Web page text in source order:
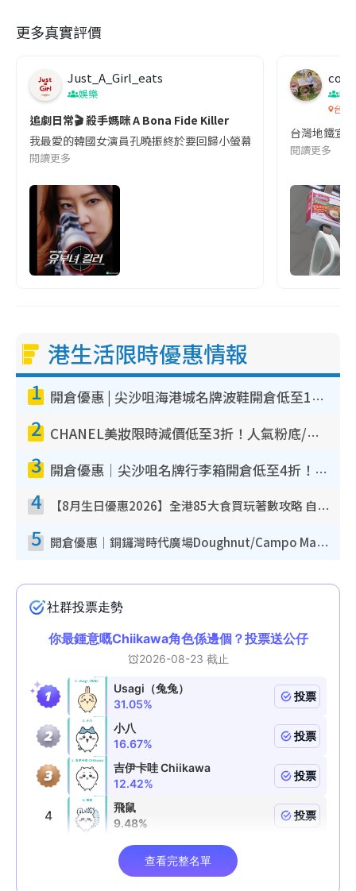
更多真實評價
Just_A_Girl_eats
娛樂
追劇日常🎬 殺手媽咪 A Bona Fide Killer
我最愛的韓國女演員孔曉振終於要回歸小螢幕啦!這次的劇本改編
閱讀更多
co
吹
台灣
台灣地鐵宣
閱讀更多
港生活限時優惠情報
1 開倉優惠 | 尖沙咀海港城名牌波鞋開倉低至1折！On鞋$899起／Joy&Peace鞋履$98起
2 CHANEL美妝限時減價低至3折！人氣粉底/唇膏/精華液低至$275！COCO香水都有平
3 開倉優惠｜尖沙咀名牌行李箱開倉低至4折！一連5日 American Tourister/ace./Hallmark $200起！
4 【8月生日優惠2026】全港85大食買玩著數攻略 自助餐/火鍋放題同行免費＋誠品/DONKI送現金券
5 開倉優惠｜銅鑼灣時代廣場Doughnut/Campo Marzio開倉低至1折！背囊、書包、手袋劈價$200起